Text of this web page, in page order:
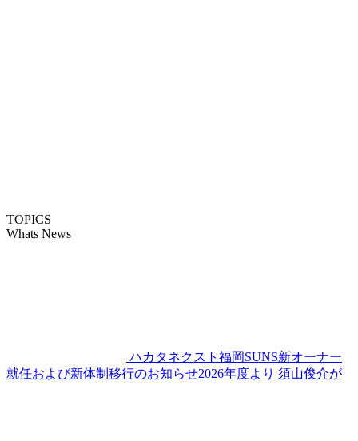
TOPICS
Whats News
ハカタネクスト福岡SUNS新オーナー
就任および新体制移行のお知らせ2026年度より 須山俊介が